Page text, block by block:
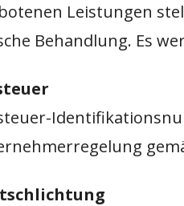
Leistungen
Behandlung. Es